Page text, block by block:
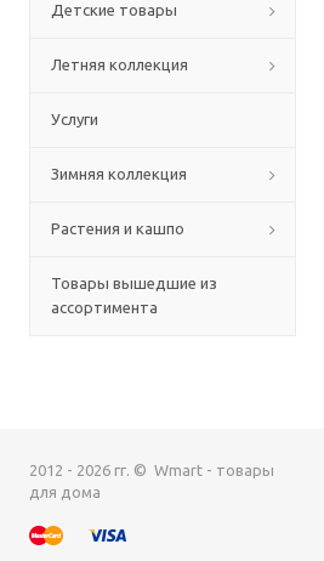
Детские товары
Летняя коллекция
Услуги
Зимняя коллекция
Растения и кашпо
Товары вышедшие из
ассортимента
2012 - 2026 гг. © Wmart - товары
для дома